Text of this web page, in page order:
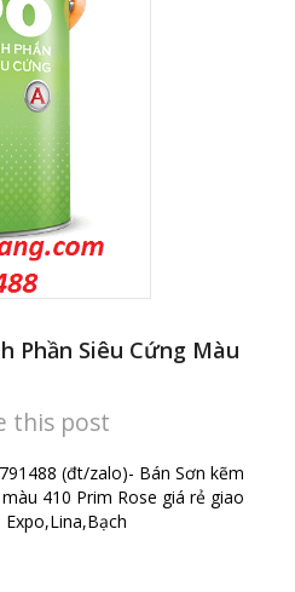
Phần Siêu Cứng Màu
this post
(đt/zalo)- Bán Sơn kẽm
410 Prim Rose giá rẻ giao